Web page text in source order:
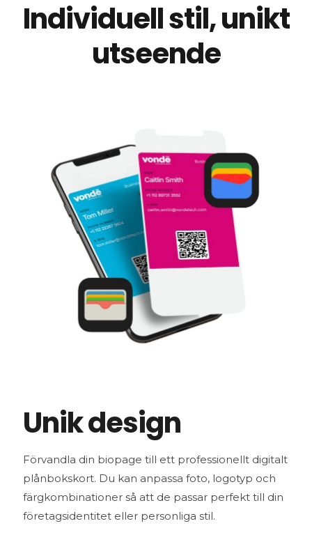
Individuell stil, unikt
utseende
Unik design
Förvandla din biopage till ett professionellt digitalt
plånbokskort. Du kan anpassa foto, logotyp och
färgkombinationer så att de passar perfekt till din
företagsidentitet eller personliga stil.